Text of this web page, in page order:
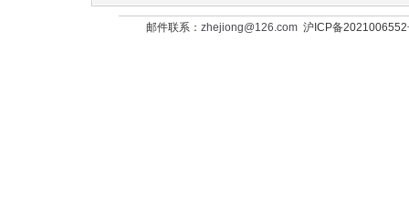
邮件联系： zhejiong@126.com沪ICP备